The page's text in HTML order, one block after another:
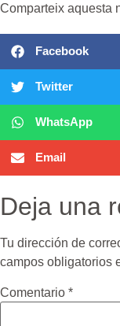
Comparteix aquesta
Facebook
Twitter
WhatsApp
Email
Deja una
Tu dirección de
campos obligatorios
Comentario *